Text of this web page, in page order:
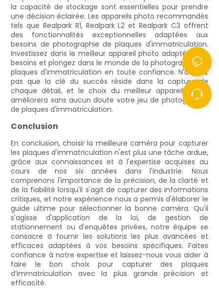
la capacité de stockage sont essentielles pour prendre
une décision éclairée. Les appareils photo recommandés
tels que Realpark R1, Realpark L2 et Realpark C3 offrent
des fonctionnalités exceptionnelles adaptées aux
besoins de photographie de plaques d'immatriculation.
Investissez dans le meilleur appareil photo adapté à vos
besoins et plongez dans le monde de la photographie de
plaques d'immatriculation en toute confiance. N'oubliez
pas que la clé du succès réside dans la capture de
chaque détail, et le choix du meilleur appareil photo
améliorera sans aucun doute votre jeu de photographie
de plaques d'immatriculation.
Conclusion
En conclusion, choisir la meilleure caméra pour capturer
les plaques d'immatriculation n'est plus une tâche ardue,
grâce aux connaissances et à l'expertise acquises au
cours de nos six années dans l'industrie. Nous
comprenons l'importance de la précision, de la clarté et
de la fiabilité lorsqu'il s'agit de capturer des informations
critiques, et notre expérience nous a permis d'élaborer le
guide ultime pour sélectionner la bonne caméra. Qu'il
s'agisse d'application de la loi, de gestion de
stationnement ou d'enquêtes privées, notre équipe se
consacre à fournir les solutions les plus avancées et
efficaces adaptées à vos besoins spécifiques. Faites
confiance à notre expertise et laissez-nous vous aider à
faire le bon choix pour capturer des plaques
d’immatriculation avec la plus grande précision et
efficacité.